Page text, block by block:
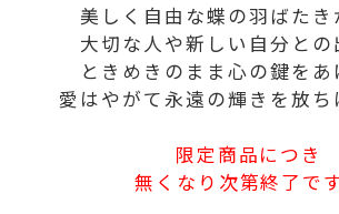
美しく自由な蝶の羽ばたき
大切な人や新しい自分との
ときめきのまま心の鍵をあ
愛はやがて永遠の輝きを放ち
限定商品につき
無くなり次第終了です